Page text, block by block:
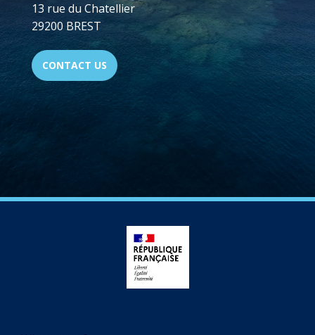
13 rue du Chatellier
29200 BREST
CONTACT US